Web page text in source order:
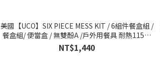
美國【UCO】SIX PIECE MESS KIT / 6組件餐盒組 /
餐盒組/ 便當盒 / 無雙酚A /戶外用餐具 耐熱115度
至 -25度
NT$1,440